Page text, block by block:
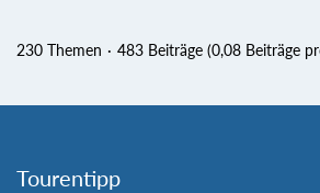
230 Themen 483 Beiträge (0,08 Beiträge
Tourentipp